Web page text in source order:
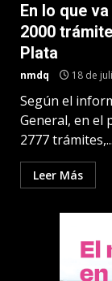
En lo que
2000
Plata
nmdq 18 de
Según el
General, en el
2777 trámites,...
Leer Más